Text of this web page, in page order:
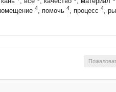
4, помочь 4, процесс 4,